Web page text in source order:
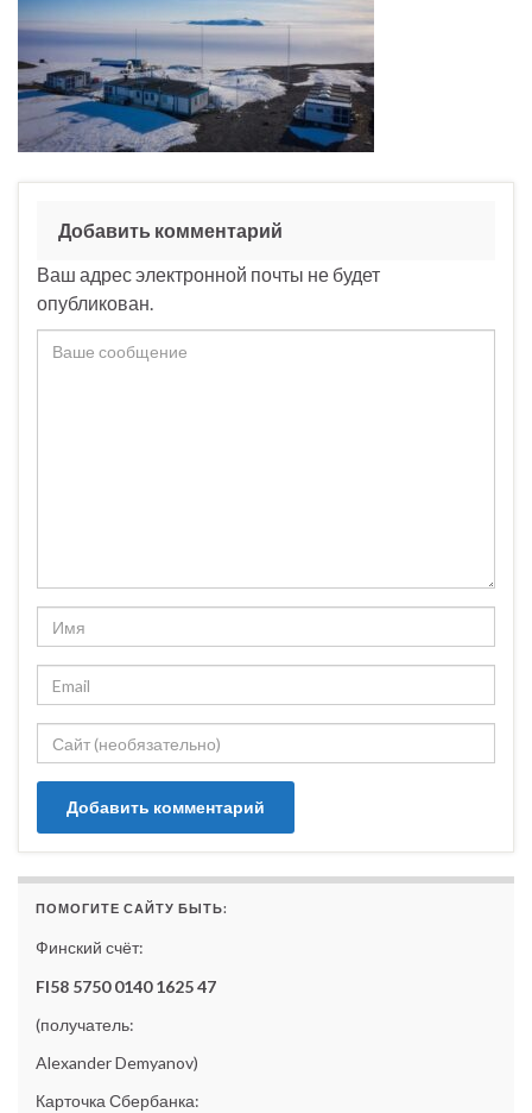
Добавить комментарий
Ваш адрес электронной почты не будет
опубликован.
ПОМОГИТЕ САЙТУ БЫТЬ:
Финский счёт:
FI58 5750 0140 1625 47
(получатель:
Alexander Demyanov)
Карточка Сбербанка: